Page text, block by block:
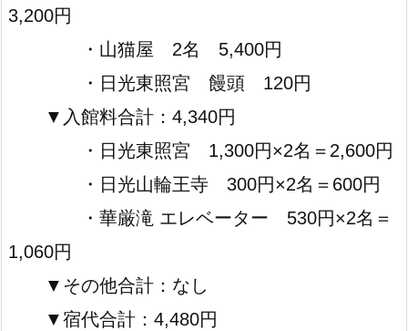
3,200円
・山猫屋 2名 5,400円
・日光東照宮 饅頭 120円
▼入館料合計：4,340円
・日光東照宮 1,300円×2名＝2,600円
・日光山輪王寺 300円×2名＝600円
・華厳滝 エレベーター 530円×2名＝
1,060円
▼その他合計：なし
▼宿代合計：4,480円